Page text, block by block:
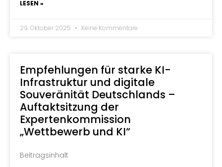
LESEN »
29. Oktober 2025 Keine Kommentare
Empfehlungen für starke KI-
Infrastruktur und digitale
Souveränität Deutschlands –
Auftaktsitzung der
Expertenkommission
„Wettbewerb und KI“
Beitragsinhalt